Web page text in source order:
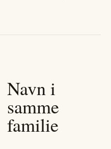
Navn i
samme
familie